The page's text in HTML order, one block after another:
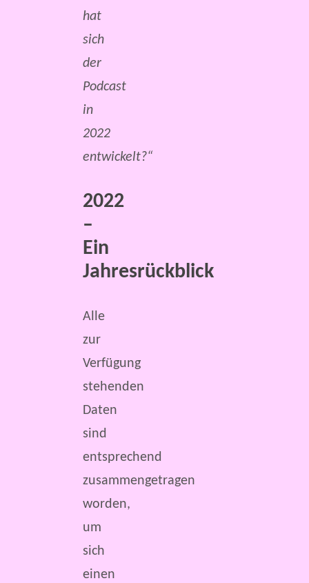
hat
sich
der
Podcast
in
2022
entwickelt?“
2022
–
Ein
Jahresrückblick
Alle
zur
Verfügung
stehenden
Daten
sind
entsprechend
zusammengetragen
worden,
um
sich
einen